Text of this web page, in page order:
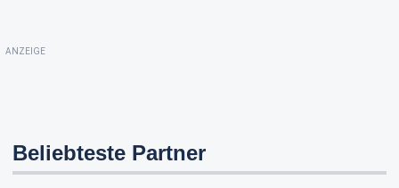
ANZEIGE
Beliebteste Partner